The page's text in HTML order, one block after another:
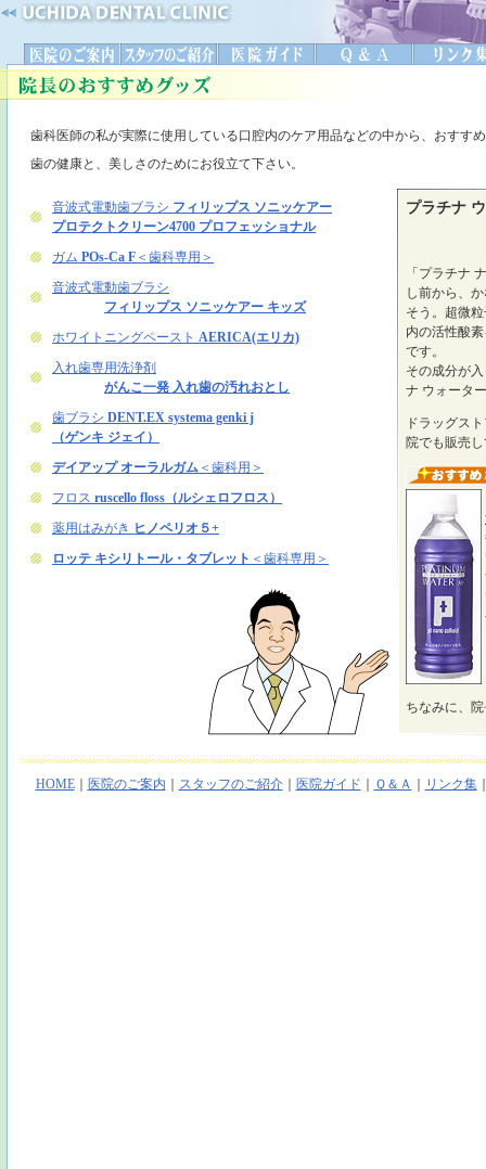
歯科医師の私が実際に使用している口腔内のケア用品などの中から、おすす
歯の健康と、美しさのためにお役立て下さい。
プラチナ
「プラチナ
し前から、
そう。超微
内の活性酸
です。
その成分が
ナ ウォータ
ドラッグス
院でも販売
ちなみに、
HOME｜ 医院のご案内 スタッフのご紹介｜ 医院ガイド Ｑ＆Ａ リンク集